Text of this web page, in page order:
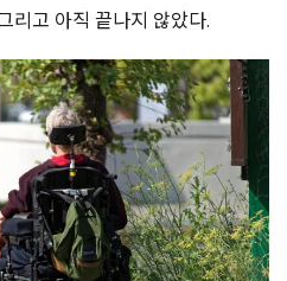
리고 아직 끝나지 않았다.